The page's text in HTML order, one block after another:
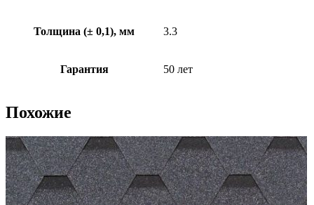
Толщина (± 0,1), мм 3.3
Гарантия 50 лет
Похожие